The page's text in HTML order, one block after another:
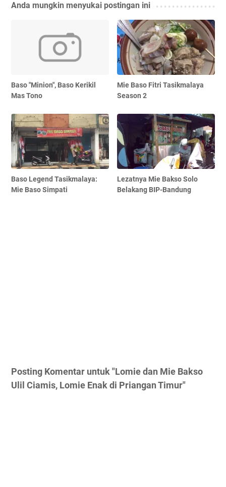
Anda mungkin menyukai postingan ini
Baso "Minion", Baso Kerikil
Mas Tono
Mie Baso Fitri Tasikmalaya
Season 2
Baso Legend Tasikmalaya:
Mie Baso Simpati
Lezatnya Mie Bakso Solo
Belakang BIP-Bandung
Posting Komentar untuk "Lomie dan Mie Bakso
Ulil Ciamis, Lomie Enak di Priangan Timur"